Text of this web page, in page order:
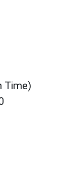
Time)